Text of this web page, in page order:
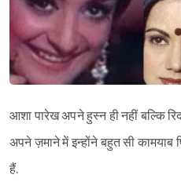
आशा पारेख अपने हुस्न ही नहीं बल्कि
अपने ज़माने में इन्होंने बहुत सी
हैं.